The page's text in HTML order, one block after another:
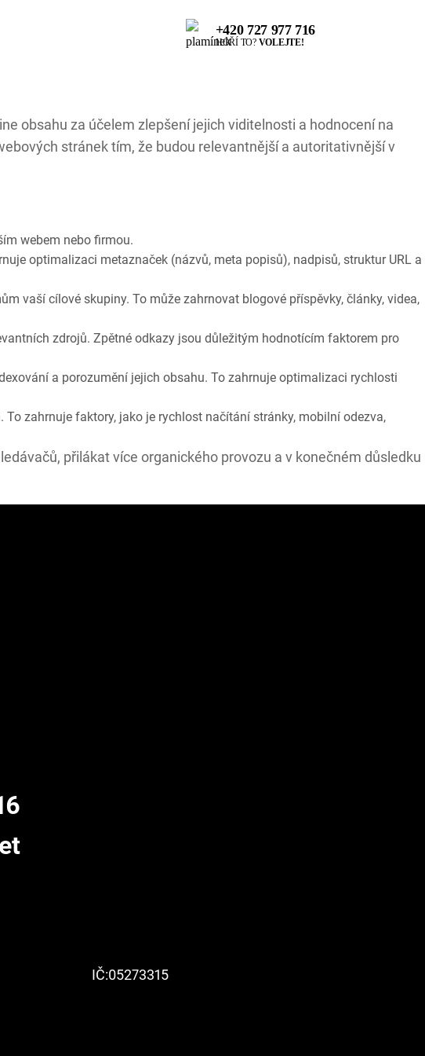
+420 727 977 716
HOŘÍ TO? VOLEJTE!
obsahu za účelem zlepšení jejich viditelnosti a hodnocení na
stránek tím, že budou relevantnější a autoritativnější v
webem nebo firmou.
optimalizaci metaznaček (názvů, meta popisů), nadpisů, struktur URL a
vaší cílové skupiny. To může zahrnovat blogové příspěvky, články, videa,
zdrojů. Zpětné odkazy jsou důležitým hodnotícím faktorem pro
a porozumění jejich obsahu. To zahrnuje optimalizaci rychlosti
zahrnuje faktory, jako je rychlost načítání stránky, mobilní odezva,
přilákat více organického provozu a v konečném důsledku
IČ:05273315